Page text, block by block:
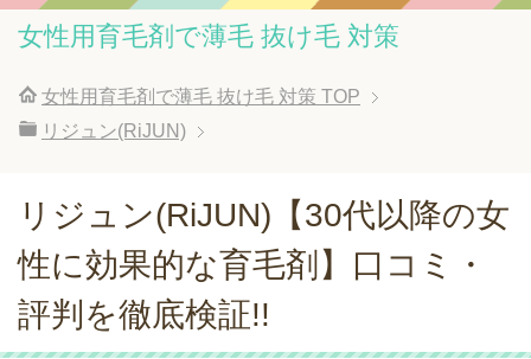
女性用育毛剤で薄毛 抜け毛 対策
女性用育毛剤で薄毛 抜け毛 対策 TOP
リジュン(RiJUN)
リジュン(RiJUN)【30代以降の女
性に効果的な育毛剤】口コミ・
評判を徹底検証!!